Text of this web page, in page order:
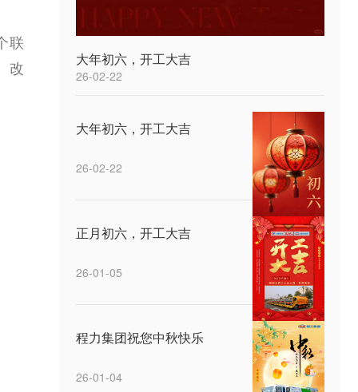
联
改
大年初六，开工大吉
26-02-22
大年初六，开工大吉
26-02-22
正月初六，开工大吉
26-01-05
程力集团祝您中秋快乐
26-01-04